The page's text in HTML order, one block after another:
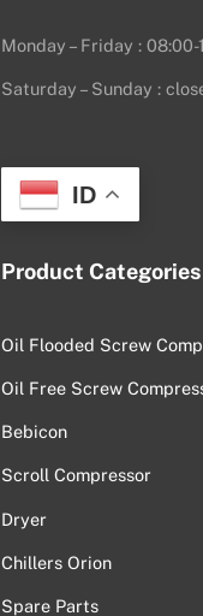
Monday – Friday : 08:00-
Saturday – Sunday :
ID
Product Categories
Oil Flooded Screw
Oil Free Screw
Bebicon
Scroll Compressor
Dryer
Chillers Orion
Spare Parts